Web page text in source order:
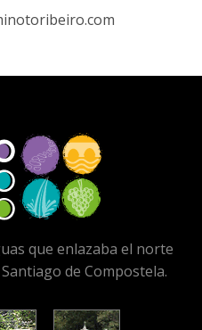
que enlazaba el norte
de Compostela.